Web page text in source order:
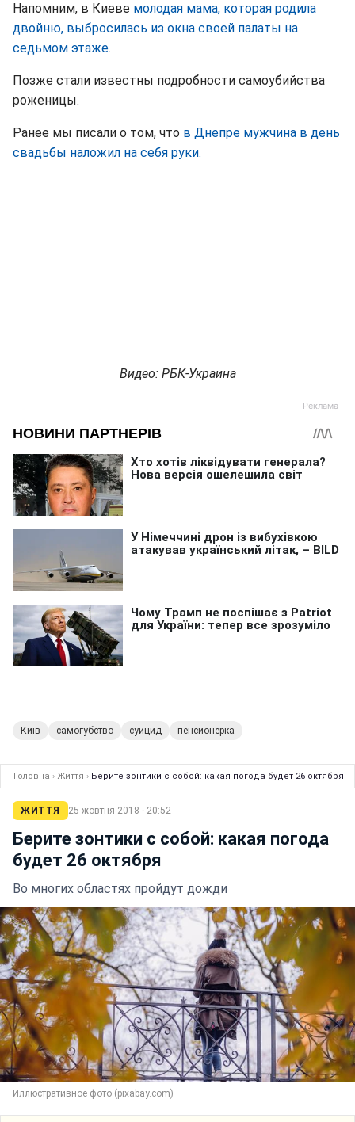
Напомним, в Киеве молодая мама, которая родила
двойню, выбросилась из окна своей палаты на
седьмом этаже.
Позже стали известны подробности самоубийства
роженицы.
Ранее мы писали о том, что в Днепре мужчина в день
свадьбы наложил на себя руки.
Видео: РБК-Украина
Київ самогубство суицид пенсионерка
Головна › Життя › Берите зонтики с собой: какая погода будет 26 октября
ЖИТТЯ 25 жовтня 2018 · 20:52
Берите зонтики с собой: какая погода
будет 26 октября
Во многих областях пройдут дожди
Иллюстративное фото (pixabay.com)